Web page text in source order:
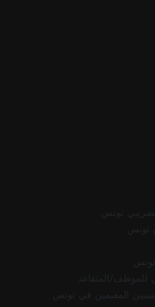
تونس
تونس
المتقاعد
المقيمين في تونس